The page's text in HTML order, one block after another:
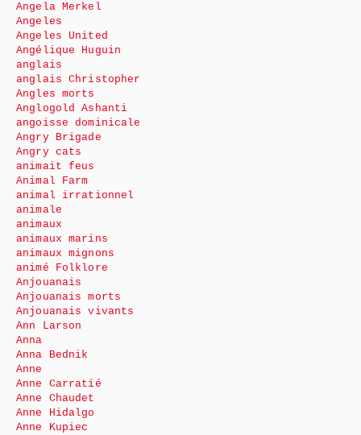
Angela Merkel
Angeles
Angeles United
Angélique Huguin
anglais
anglais Christopher
Angles morts
Anglogold Ashanti
angoisse dominicale
Angry Brigade
Angry cats
animait feus
Animal Farm
animal irrationnel
animale
animaux
animaux marins
animaux mignons
animé Folklore
Anjouanais
Anjouanais morts
Anjouanais vivants
Ann Larson
Anna
Anna Bednik
Anne
Anne Carratié
Anne Chaudet
Anne Hidalgo
Anne Kupiec